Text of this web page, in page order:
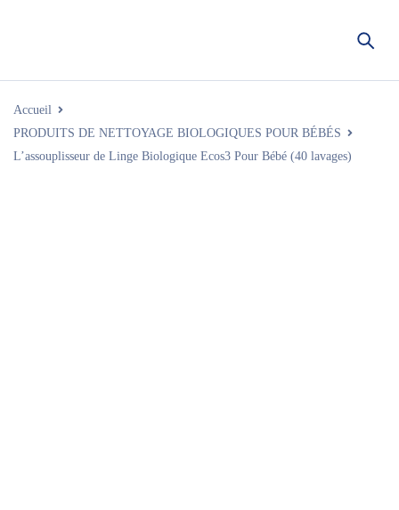
Accueil
PRODUITS DE NETTOYAGE BIOLOGIQUES POUR BÉBÉS
L’assouplisseur de Linge Biologique Ecos3 Pour Bébé (40 lavages)